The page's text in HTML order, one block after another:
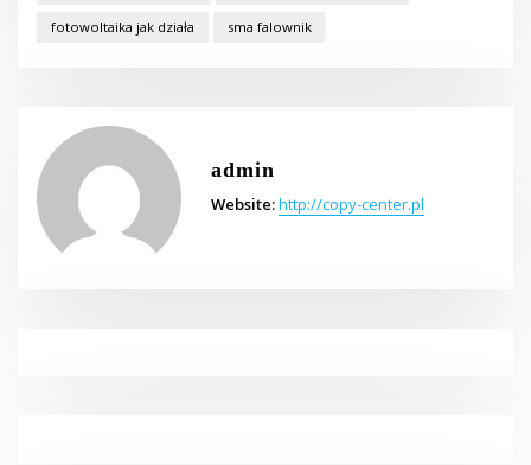
fotowoltaika jak działa sma falownik
admin
Website:http://copy-center.pl